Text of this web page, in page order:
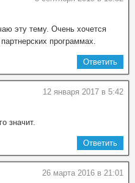
эту тему. Очень хочется
программах.
Ответить
12 января 2017 в 5:42
значит.
Ответить
26 марта 2016 в 21:01